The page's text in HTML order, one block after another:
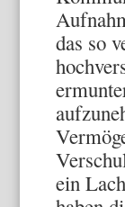
das so
ein